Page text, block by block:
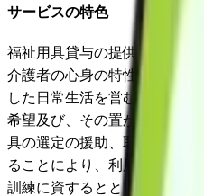
サービスの特色
福祉用具貸与の提供に当たっ
介護者の心身の特性を踏まえ
した日常生活を営むことがで
希望及び、その置かれている
具の選定の援助、取付け、調
ることにより、利用者の日常
訓練に資するとともに利用者